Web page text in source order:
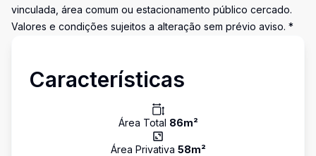
vinculada, área comum ou estacionamento público cercado.
Valores e condições sujeitos a alteração sem prévio aviso. *
Características
Área Total 86m²
Área Privativa 58m²